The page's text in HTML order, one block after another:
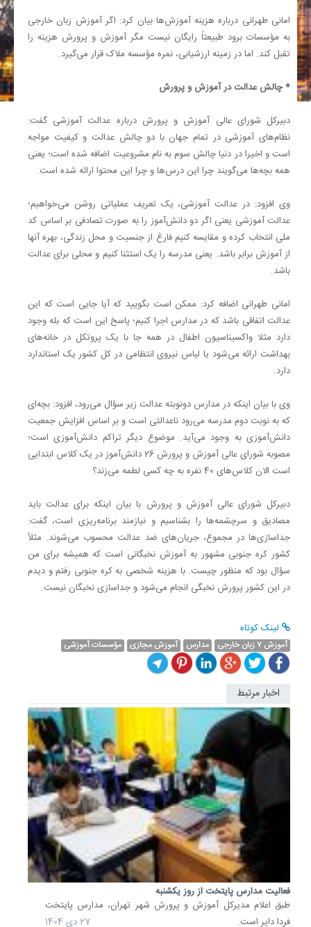
امانی طهرانی درباره هزینه آموزش‌ها بیان کرد: اگر آموزش زبان خارجی
به مؤسسات برود طبیعتاً رایگان نیست مگر آموزش و پرورش هزینه را
تقبل کند. اما در زمینه ارزشیابی، نمره مؤسسه ملاک قرار می‌گیرد.
* چالش عدالت در آموزش و پرورش
دبیرکل شورای عالی آموزش و پرورش درباره عدالت آموزشی گفت:
نظام‌های آموزشی در تمام جهان با دو چالش عدالت و کیفیت مواجه
است و اخیرا در دنیا چالش سوم به نام مشروعیت اضافه شده است؛ یعنی
همه بچه‌ها می‌گویند چرا این درس‌ها و چرا این محتوا ارائه شده است.
وی افزود: در عدالت آموزشی، یک تعریف عملیاتی روشن می‌خواهیم؛
عدالت آموزشی یعنی اگر دو دانش‌آموز را به صورت تصادفی بر اساس کد
ملی انتخاب کرده و مقایسه کنیم فارغ از جنسیت و محل زندگی، بهره آنها
از آموزش برابر باشد. یعنی مدرسه را یک استثنا کنیم و محلی برای عدالت
باشد.
امانی طهرانی اضافه کرد: ممکن است بگویید که آیا جایی است که این
عدالت اتفاقی باشد که در مدارس اجرا کنیم؛ پاسخ این است که بله وجود
دارد مثلا واکسیناسیون اطفال در همه جا با یک پروتکل در خانه‌های
بهداشت ارائه می‌شود یا لباس نیروی انتظامی در کل کشور یک استاندارد
دارد.
وی با بیان اینکه در مدارس دونوبته عدالت زیر سؤال می‌رود، افزود: بچه‌ای
که به نوبت دوم مدرسه می‌رود ناعدالتی است و بر اساس افزایش جمعیت
دانش‌آموزی به وجود می‌آید. موضوع دیگر تراکم دانش‌آموزی است؛
مصوبه شورای عالی آموزش و پرورش 26 دانش‌آموز در یک کلاس ابتدایی
است الان کلاس‌های 40 نفره به چه کسی لطمه می‌زند؟
دبیرکل شورای عالی آموزش و پرورش با بیان اینکه برای عدالت باید
مصادیق و سرچشمه‌ها را بشناسیم و نیازمند برنامه‌ریزی است، گفت:
جداسازی‌ها در مجموع، جریان‌های ضد عدالت محسوب می‌شوند. مثلاً
کشور کره جنوبی مشهور به آموزش نخبگانی است که همیشه برای من
سؤال بود که منظور چیست. با هزینه شخصی به کره جنوبی رفتم و دیدم
در این کشور پرورش نخبگی‌ انجام می‌شود و جداسازی نخبگان نیست.
لینک کوتاه
آموزش ۷ زبان خارجی مدارس آموزش مجازی مؤسسات آموزشی
اخبار مرتبط
فعالیت مدارس پایتخت از روز یکشنبه
طبق اعلام مدیرکل آموزش‌ و پرورش شهر تهران، مدارس پایتخت
فردا دایر است.
27 دی 1404